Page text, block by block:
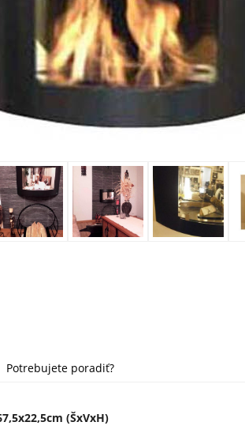
Potrebujete poradiť?
(ŠxVxH)